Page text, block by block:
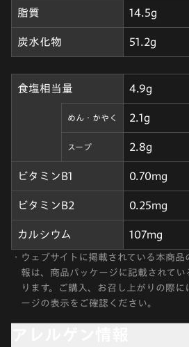
脂質 14.5g
炭水化物 51.2g
食塩相当量 4.9g
めん・かやく 2.1g
スープ 2.8g
ビタミンB1 0.70mg
ビタミンB2 0.25mg
カルシウム 107mg
・ ウェブサイトに掲載されている本商
報は、商品パッケージに記載されて
ります。ご購入、お召し上がりの際
ージの表示をご確認ください。